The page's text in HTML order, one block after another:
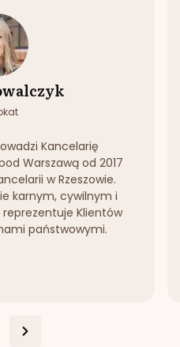
Kancelarię
Warszawą od 2017
w Rzeszowie.
karnym, cywilnym i
Klientów
państwowymi.